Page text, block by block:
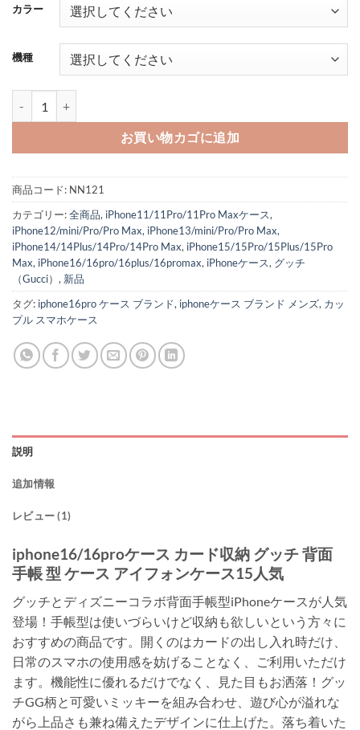
カラー
機種
お買い物カゴに追加
商品コード: NN121
カテゴリー:全商品, iPhone11/11Pro/11Pro Maxケース,
iPhone12/mini/Pro/Pro Max, iPhone13/mini/Pro/Pro Max,
iPhone14/14Plus/14Pro/14Pro Max, iPhone15/15Pro/15Plus/15Pro
Max, iPhone16/16pro/16plus/16promax, iPhoneケース, グッチ
（Gucci） , 新品
タグ: iphone16pro ケース ブランド, iphoneケース ブランド メンズ, カッ
プル スマホケース
説明
追加情報
レビュー (1)
iphone16/16proケース カード収納 グッチ 背面
手帳 型 ケース アイフォンケース15人気
グッチとディズニーコラボ背面手帳型iPhoneケースが人気
登場！手帳型は使いづらいけど収納も欲しいという方々に
おすすめの商品です。開くのはカードの出し入れ時だけ、
日常のスマホの使用感を妨げることなく、ご利用いただけ
ます。機能性に優れるだけでなく、見た目もお洒落！グッ
チGG柄と可愛いミッキーを組み合わせ、遊び心が溢れな
がら上品さも兼ね備えたデザインに仕上げた。落ち着いた